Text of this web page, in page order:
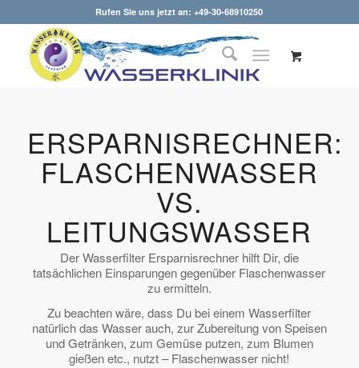
Rufen Sie uns jetzt an: +49-30-68910250
ERSPARNISRECHNER:
FLASCHENWASSER
VS.
LEITUNGSWASSER
Der Wasserfilter Ersparnisrechner hilft Dir, die
tatsächlichen Einsparungen gegenüber Flaschenwasser
zu ermitteln.
Zu beachten wäre, dass Du bei einem Wasserfilter
natürlich das Wasser auch, zur Zubereitung von Speisen
und Getränken, zum Gemüse putzen, zum Blumen
gießen etc., nutzt – Flaschenwasser nicht!